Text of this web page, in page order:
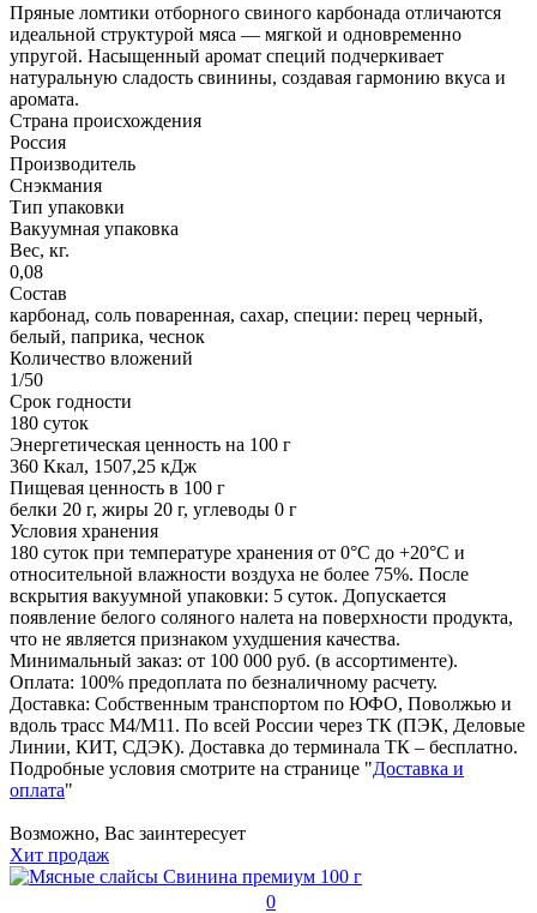
Пряные ломтики отборного свиного карбонада отличаются
идеальной структурой мяса — мягкой и одновременно
упругой. Насыщенный аромат специй подчеркивает
натуральную сладость свинины, создавая гармонию вкуса и
аромата.
Страна происхождения
Россия
Производитель
Снэкмания
Тип упаковки
Вакуумная упаковка
Вес, кг.
0,08
Состав
карбонад, соль поваренная, сахар, специи: перец черный,
белый, паприка, чеснок
Количество вложений
1/50
Срок годности
180 суток
Энергетическая ценность на 100 г
360 Ккал, 1507,25 кДж
Пищевая ценность в 100 г
белки 20 г, жиры 20 г, углеводы 0 г
Условия хранения
180 суток при температуре хранения от 0°С до +20°С и
относительной влажности воздуха не более 75%. После
вскрытия вакуумной упаковки: 5 суток. Допускается
появление белого соляного налета на поверхности продукта,
что не является признаком ухудшения качества.
Минимальный заказ: от 100 000 руб. (в ассортименте).
Оплата: 100% предоплата по безналичному расчету.
Доставка: Собственным транспортом по ЮФО, Поволжью и
вдоль трасс М4/М11. По всей России через ТК (ПЭК, Деловые
Линии, КИТ, СДЭК). Доставка до терминала ТК – бесплатно.
Подробные условия смотрите на странице "Доставка и
оплата"
Возможно, Вас заинтересует
Хит продаж
0